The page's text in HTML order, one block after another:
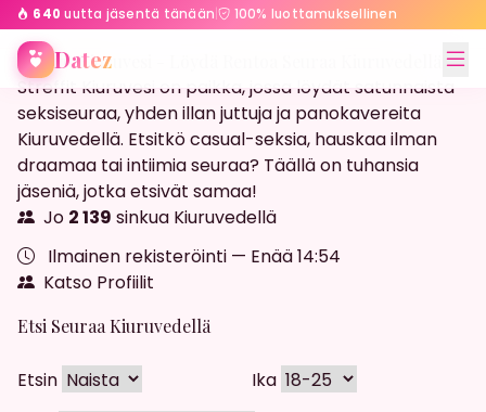
640 uutta jäsentä tänään | 100% luottamuksellinen
Datez
EtusivuKiuruvesi
Streffit Kiuruvesi - Löydä Rentoa Seuraa Kiuruvedellä
Streffit Kiuruvesi on paikka, jossa löydät satunnaista
seksiseuraa, yhden illan juttuja ja panokavereita
Kiuruvedellä. Etsitkö casual-seksia, hauskaa ilman
draamaa tai intiimia seuraa? Täällä on tuhansia
jäseniä, jotka etsivät samaa!
Jo 2 139 sinkua Kiuruvedellä
Ilmainen rekisteröinti — Enää14:52
Katso Profiilit
Etsi Seuraa Kiuruvedellä
Etsin
Ika